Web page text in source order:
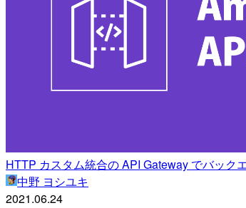
HTTP カスタム統合の API Gateway でバック
中野 ヨシユキ
2021.06.24